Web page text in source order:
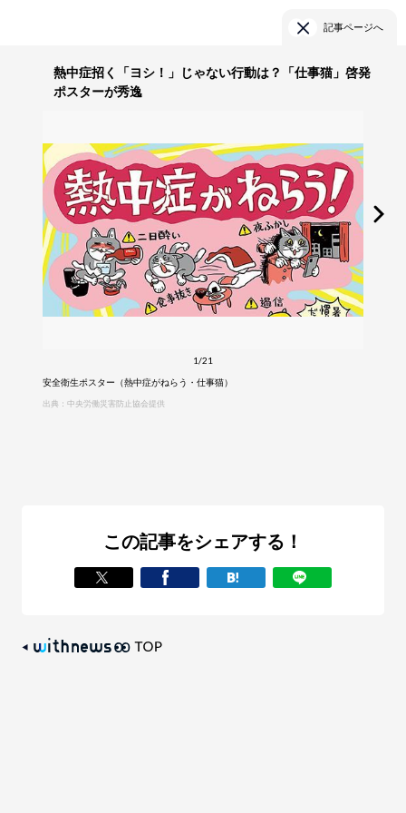
記事ページへ
熱中症招く「ヨシ！」じゃない行動は？「仕事猫」啓発
ポスターが秀逸
1/21
安全衛生ポスター（熱中症がねらう・仕事猫）
出典：中央労働災害防止協会提供
この記事をシェアする！